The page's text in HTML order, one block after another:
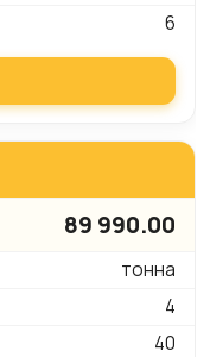
6
89 990.00
тонна
4
40